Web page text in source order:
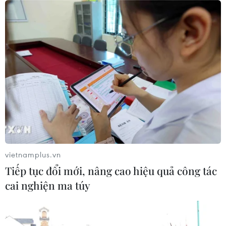
Biến thể của virus SARS-CoV-2 ở Nam Phi
làm giảm công hiệu của vắcxin
18/02/2021 12:17
Biến thể của virus SARS-CoV-2 được phát hiện tại Nam
Phi có thể làm giảm 2/3 khả năng bảo vệ kháng thể
của vắcxin ngừa bệnh viêm đường hô hấp cấp COVID-
19, do 2 hãng dược phẩm Pfizer/BioNTech bào chế.
vietnamplus.vn
Tiếp tục đổi mới, nâng cao hiệu quả công tác
cai nghiện ma túy